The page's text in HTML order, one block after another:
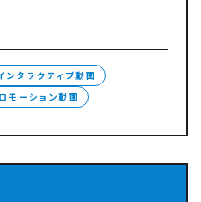
ンタラクティブ動画
モーション動画